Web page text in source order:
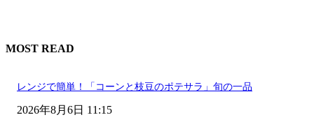
MOST READ
レンジで簡単！「コーンと枝豆のポテサラ」旬の一品
2026年8月6日 11:15